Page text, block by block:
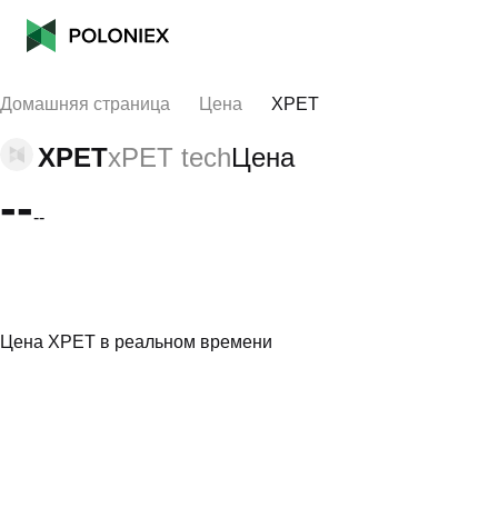
Домашняя страница Цена XPET
XPETxPET techЦена
----
Цена XPET в реальном времени